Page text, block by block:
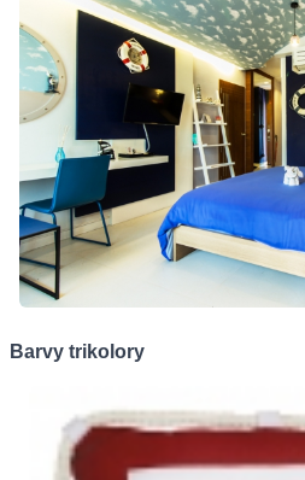
Barvy trikolory